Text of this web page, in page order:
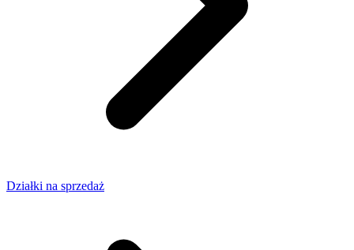
Działki na sprzedaż